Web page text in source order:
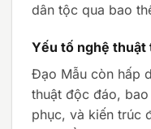
dân tộc qua bao
Yếu tố nghệ thuật
Đạo Mẫu còn hấp
thuật độc đáo,
phục, và kiến trúc